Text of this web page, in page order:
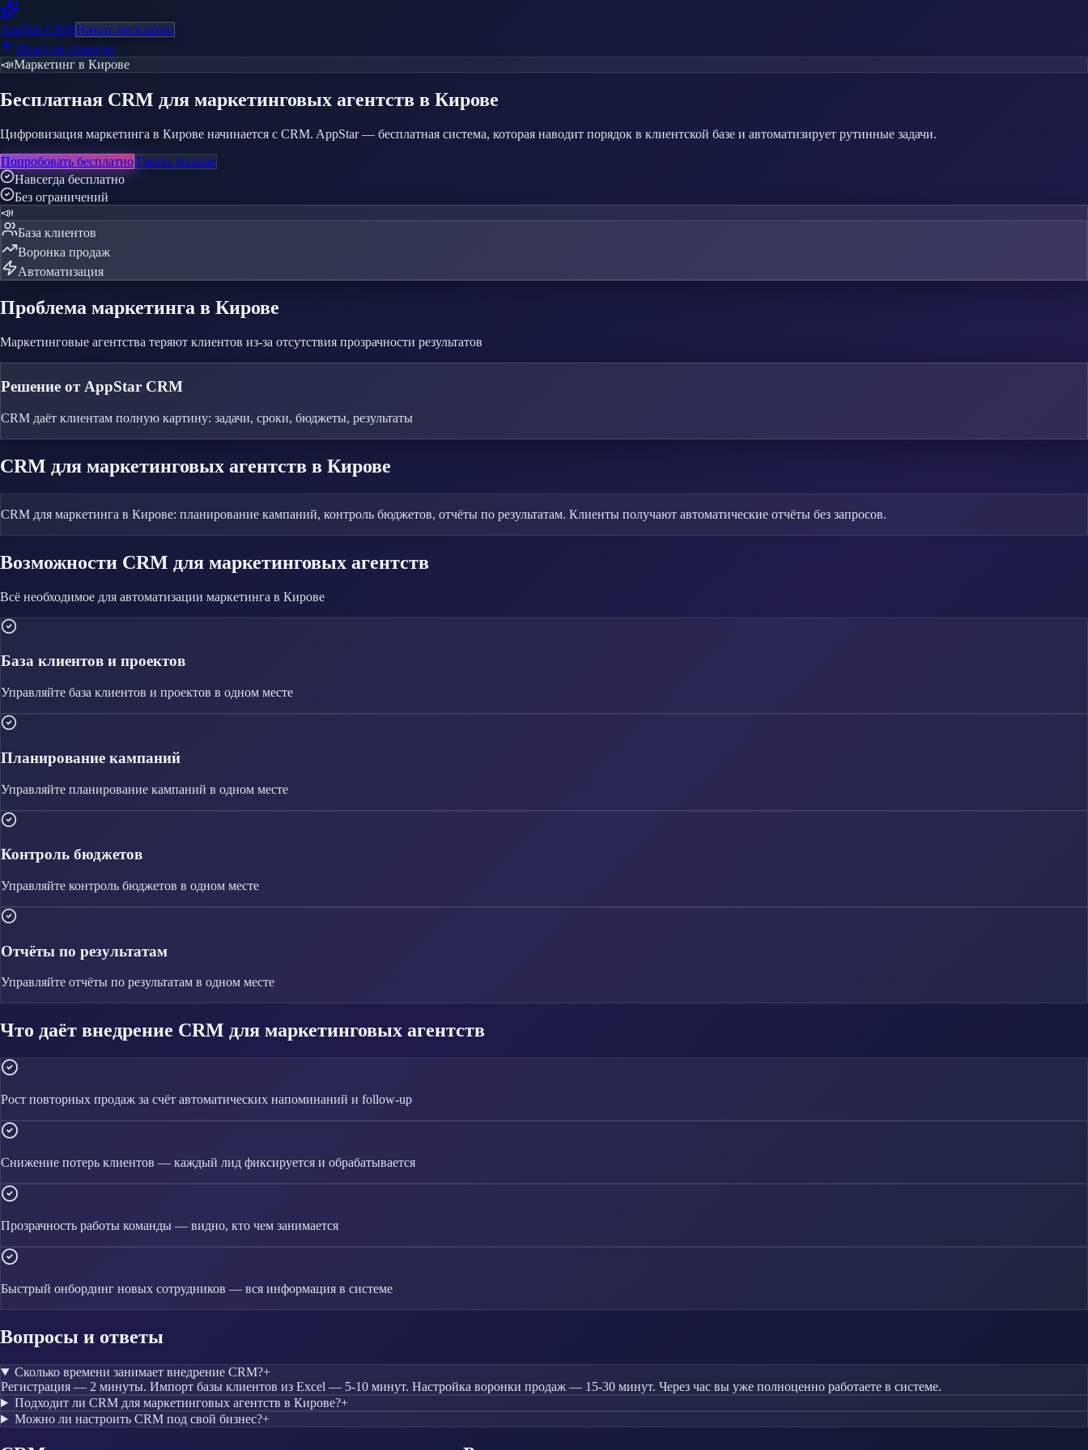
AppStarCRMНачать бесплатно
Назад на главную
📣Маркетинг в Кирове
Бесплатная CRM для маркетинговых агентств в Кирове
Цифровизация маркетинга в Кирове начинается с CRM. AppStar — бесплатная система, которая наводит порядок в клиентской базе и автоматизирует рутинные задачи.
Попробовать бесплатноУзнать больше
Навсегда бесплатно
Без ограничений
📣
База клиентов
Воронка продаж
Автоматизация
Проблема маркетинга в Кирове
Маркетинговые агентства теряют клиентов из-за отсутствия прозрачности результатов
Решение от AppStar CRM
CRM даёт клиентам полную картину: задачи, сроки, бюджеты, результаты
CRM для маркетинговых агентств в Кирове
CRM для маркетинга в Кирове: планирование кампаний, контроль бюджетов, отчёты по результатам. Клиенты получают автоматические отчёты без запросов.
Возможности CRM для маркетинговых агентств
Всё необходимое для автоматизации маркетинга в Кирове
База клиентов и проектов
Управляйте база клиентов и проектов в одном месте
Планирование кампаний
Управляйте планирование кампаний в одном месте
Контроль бюджетов
Управляйте контроль бюджетов в одном месте
Отчёты по результатам
Управляйте отчёты по результатам в одном месте
Что даёт внедрение CRM для маркетинговых агентств
Рост повторных продаж за счёт автоматических напоминаний и follow-up
Снижение потерь клиентов — каждый лид фиксируется и обрабатывается
Прозрачность работы команды — видно, кто чем занимается
Быстрый онбординг новых сотрудников — вся информация в системе
Вопросы и ответы
Сколько времени занимает внедрение CRM?+
Регистрация — 2 минуты. Импорт базы клиентов из Excel — 5-10 минут. Настройка воронки продаж — 15-30 минут. Через час вы уже полноценно работаете в системе.
Подходит ли CRM для маркетинговых агентств в Кирове?+
Можно ли настроить CRM под свой бизнес?+